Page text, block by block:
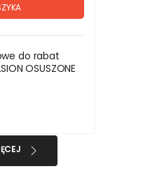
do rabat
OSUSZONE